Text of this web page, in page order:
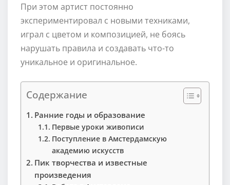
При этом артист постоянно
экспериментировал с новыми техниками,
играл с цветом и композицией, не боясь
нарушать правила и создавать что-то
уникальное и оригинальное.
Содержание
Ранние годы и образование
Первые уроки живописи
Поступление в Амстердамскую
академию искусств
Пик творчества и известные
произведения